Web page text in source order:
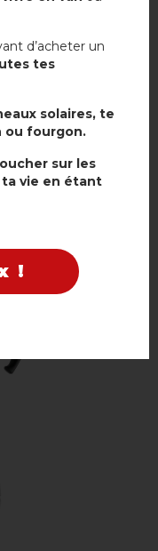
avoir le bon
les puristes qui ne
d’acheter un
tes
solaires, te
ou fourgon.
sur les
vie en étant
!